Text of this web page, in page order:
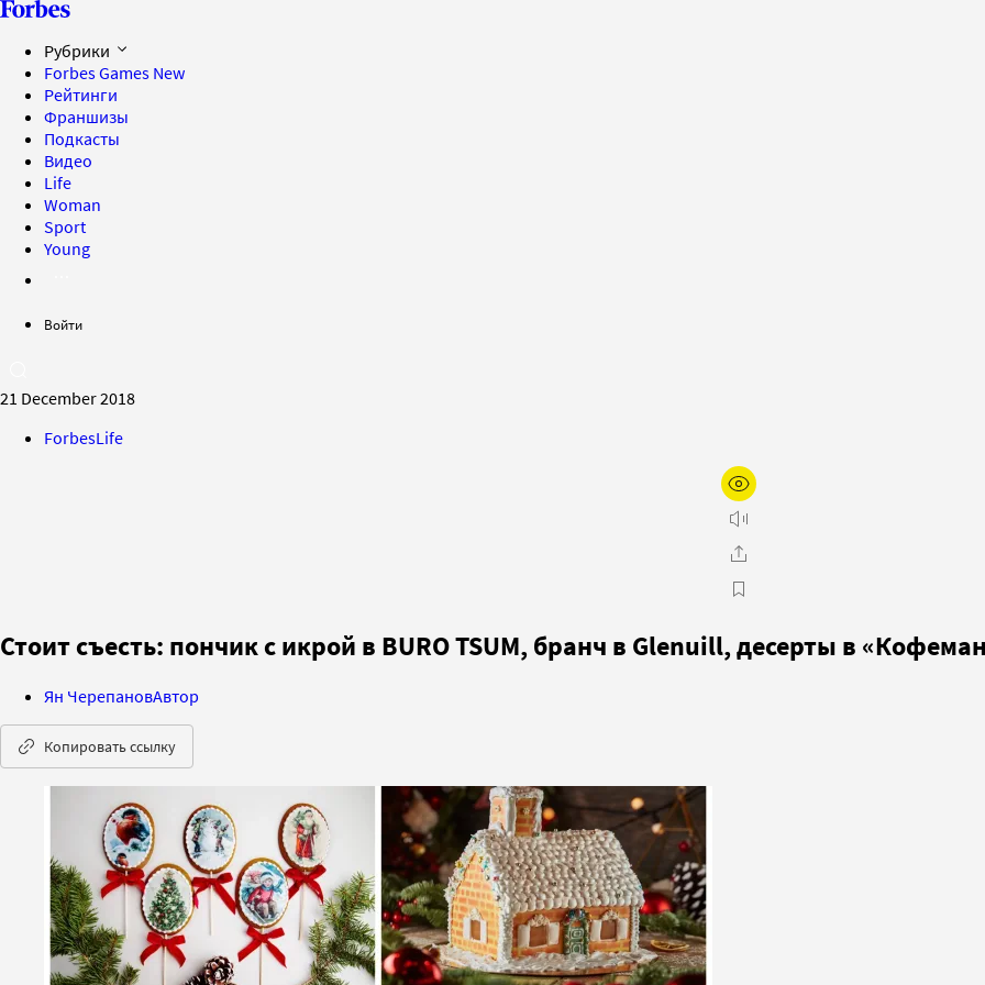
Рубрики
Forbes Games New
Рейтинги
Франшизы
Подкасты
Видео
Life
Woman
Sport
Young
Войти
21 December 2018
ForbesLife
Стоит съесть: пончик с икрой в BURO TSUM, бранч в Glenuill, десерты в
Ян ЧерепановАвтор
Копировать ссылку